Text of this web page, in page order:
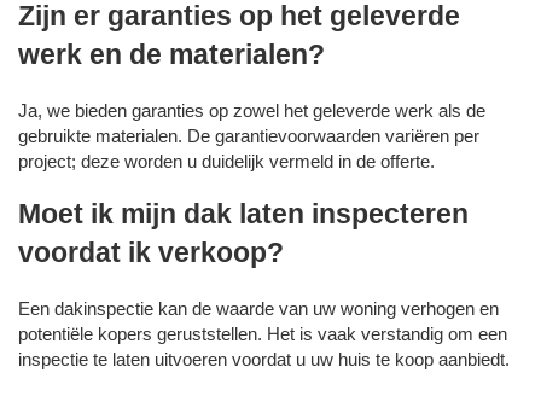
Zijn er garanties op het geleverde
werk en de materialen?
Ja, we bieden garanties op zowel het geleverde werk als de
gebruikte materialen. De garantievoorwaarden variëren per
project; deze worden u duidelijk vermeld in de offerte.
Moet ik mijn dak laten inspecteren
voordat ik verkoop?
Een dakinspectie kan de waarde van uw woning verhogen en
potentiële kopers geruststellen. Het is vaak verstandig om een
inspectie te laten uitvoeren voordat u uw huis te koop aanbiedt.